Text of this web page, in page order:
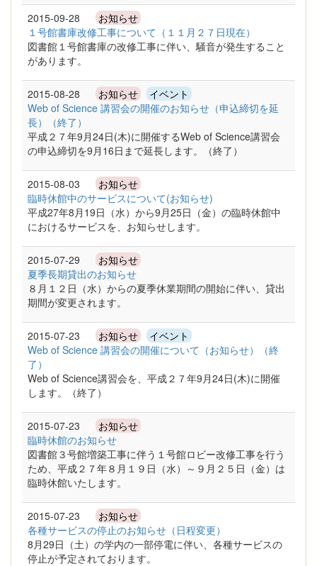
2015-09-28 お知らせ
１号館書庫改修工事について（１１月２７日現在）
図書館１号館書庫の改修工事に伴い、騒音が発生すること
があります。
2015-08-28 お知らせ イベント
Web of Science 講習会の開催のお知らせ（申込締切を延
長）（終了）
平成２７年9月24日(木)に開催するWeb of Science講習会
の申込締切を9月16日まで延長します。（終了）
2015-08-03 お知らせ
臨時休館中のサービスについて(お知らせ)
平成27年8月19日（水）から9月25日（金）の臨時休館中
におけるサービスを、お知らせします。
2015-07-29 お知らせ
夏季長期貸出のお知らせ
８月１２日（水）からの夏季休業期間の開始に伴い、貸出
期間が変更されます。
2015-07-23 お知らせ イベント
Web of Science 講習会の開催について（お知らせ）（終
了）
Web of Science講習会を、平成２７年9月24日(木)に開催
します。（終了）
2015-07-23 お知らせ
臨時休館のお知らせ
図書館３号館増築工事に伴う１号館ロビー改修工事を行う
ため、平成２７年８月１９日（水）～９月２５日（金）は
臨時休館いたします。
2015-07-23 お知らせ
各種サービスの停止のお知らせ（日程変更）
8月29日（土）の学内の一部停電に伴い、各種サービスの
停止が予定されております。